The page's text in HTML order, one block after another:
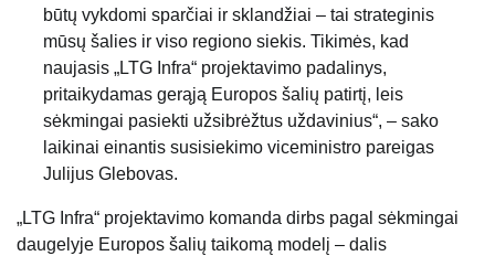
būtų vykdomi sparčiai ir sklandžiai – tai strateginis
mūsų šalies ir viso regiono siekis. Tikimės, kad
naujasis „LTG Infra“ projektavimo padalinys,
pritaikydamas gerąją Europos šalių patirtį, leis
sėkmingai pasiekti užsibrėžtus uždavinius“, – sako
laikinai einantis susisiekimo viceministro pareigas
Julijus Glebovas.
„LTG Infra“ projektavimo komanda dirbs pagal sėkmingai
daugelyje Europos šalių taikomą modelį – dalis